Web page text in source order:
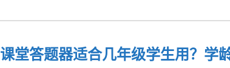
课堂答题器适合几年级学生用？学